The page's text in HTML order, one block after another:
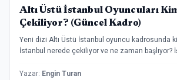
Altı Üstü İstanbul Oyuncuları
Çekiliyor? (Güncel Kadro)
Yeni dizi Altı Üstü İstanbul oyuncu kadrosunda
İstanbul nerede çekiliyor ve ne zaman başlıyor?
Yazar: Engin Turan